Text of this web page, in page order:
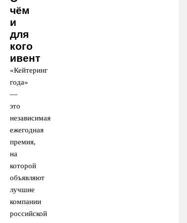
чём
и
для
кого
ивент
«Кейтеринг
года»
—
это
независимая
ежегодная
премия,
на
которой
объявляют
лучшие
компании
российской